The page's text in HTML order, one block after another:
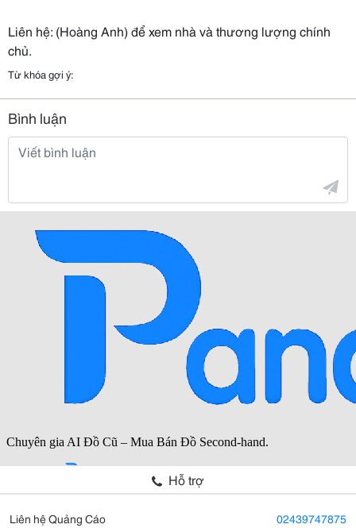
Liên hệ: (Hoàng Anh) để xem nhà và thương lượng chính
chủ.
Từ khóa gợi ý:
Bình luận
Hỗ trợ
Liên hệ Quảng Cáo 02439747875